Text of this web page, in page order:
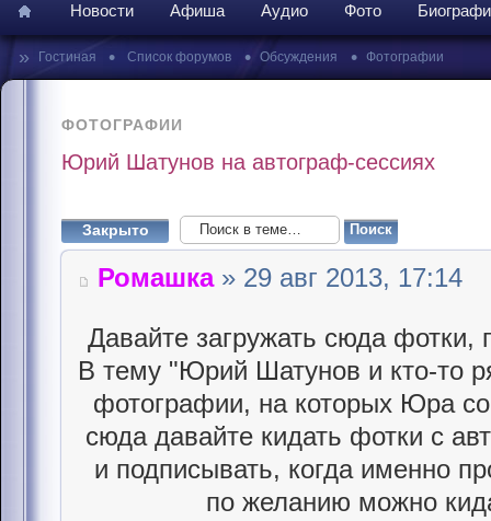
Новости Афиша Аудио Фото
» Гостиная • Список форумов • Обсуждения • Фотографии
ФОТОГРАФИИ
Юрий Шатунов на автограф-сессиях
Закрыто
Ромашка» 29 авг 2013, 17:14
Давайте загружать сюда фотки,
В тему "Юрий Шатунов и кто-то
фотографии, на которых Юра
сюда давайте кидать фотки с
и подписывать, когда именно
по желанию можно